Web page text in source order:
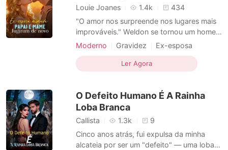
Louie Joanes 1.4k
434
"O amor nos surpreende nos lugares mais
improváveis." Weldon se tornou um homem
transformado após a morte de sua esposa.
vez disso, concentrou-se em criar seu
filho. Todos pensavam que ele não daria
da família r
Moderno Gravidez
Ex-esposa
Bebê adorável
Viagem no tempo
Ler Agora
O Defeito Humano É A Rainha
Loba Branca
Callista 1.3k
9
Cinco anos atrás, fui expulsa da minha
alcateia por ser um "defeito" — uma loba